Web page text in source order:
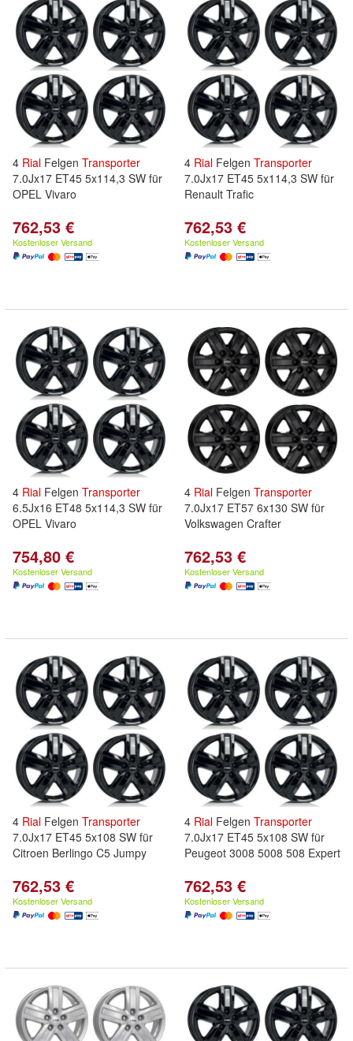
4 Rial Felgen Transporter
7.0Jx17 ET45 5x114,3 SW für
OPEL Vivaro
762,53 €
Kostenloser Versand
4 Rial Felgen Transporter
7.0Jx17 ET45 5x114,3 SW für
Renault Trafic
762,53 €
Kostenloser Versand
4 Rial Felgen Transporter
6.5Jx16 ET48 5x114,3 SW für
OPEL Vivaro
754,80 €
Kostenloser Versand
4 Rial Felgen Transporter
7.0Jx17 ET57 6x130 SW für
Volkswagen Crafter
762,53 €
Kostenloser Versand
4 Rial Felgen Transporter
7.0Jx17 ET45 5x108 SW für
Citroen Berlingo C5 Jumpy
762,53 €
Kostenloser Versand
4 Rial Felgen Transporter
7.0Jx17 ET45 5x108 SW für
Peugeot 3008 5008 508 Expert
762,53 €
Kostenloser Versand